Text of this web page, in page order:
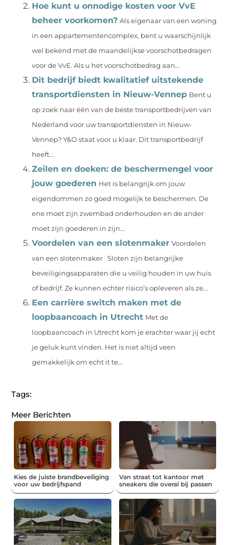
Hoe kunt u onnodige kosten voor VvE
beheer voorkomen? Als eigenaar van een woning
in een appartementencomplex, bent u waarschijnlijk
wel bekend met de maandelijkse voorschotbedragen
voor de VvE. Als u het voorschotbedrag aan...
Dit bedrijf biedt kwalitatief uitstekende
transportdiensten in Nieuw-Vennep Bent u
op zoek naar één van de beste transportbedrijven van
Nederland voor uw transportdiensten in Nieuw-
Vennep? Y&O staat voor u klaar. Dit transportbedrijf
heeft...
Zeilen en doeken: de beschermengel voor
jouw goederen Het is belangrijk om jouw
eigendommen zo goed mogelijk te beschermen. De
ene moet zijn zwembad onderhouden en de ander
moet zijn goederen in zijn...
Voordelen van een slotenmaker Voordelen
van een slotenmaker Sloten zijn belangrijke
beveiligingsapparaten die u veilig houden in uw huis
of bedrijf. Ze kunnen echter risico’s opleveren als ze...
Een carrière switch maken met de
loopbaancoach in Utrecht Met de
loopbaancoach in Utrecht kom je erachter waar jij echt
je geluk kunt vinden. Het is niet altijd veen
gemakkelijk om echt it te...
Tags:
Meer Berichten
Kies de juiste brandbeveiliging
voor uw bedrijfspand
Van straat tot kantoor met
sneakers die overal bij passen